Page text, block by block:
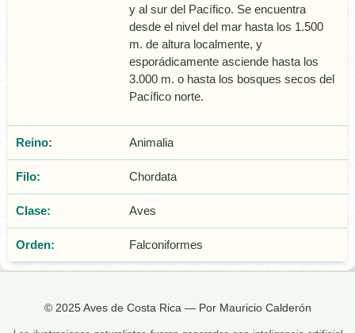
y al sur del Pacífico. Se encuentra
desde el nivel del mar hasta los 1.500
m. de altura localmente, y
esporádicamente asciende hasta los
3.000 m. o hasta los bosques secos del
Pacífico norte.
Reino: Animalia
Filo: Chordata
Clase: Aves
Orden: Falconiformes
© 2025 Aves de Costa Rica — Por Mauricio Calderón